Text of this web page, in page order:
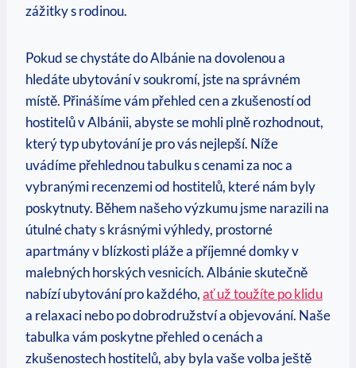
zážitky s rodinou.
Pokud se chystáte do Albánie na dovolenou a
hledáte ubytování v soukromí, jste na správném
místě. Přinášíme vám přehled cen a zkušeností od
⁢hostitelů v Albánii, abyste se mohli plně rozhodnout,
který typ ubytování je pro vás nejlepší. Níže
uvádíme přehlednou tabulku s cenami za noc a
vybranými recenzemi od hostitelů, které nám byly
poskytnuty. Během našeho ​výzkumu jsme narazili na
útulné chaty s⁤ krásnými výhledy, prostorné
apartmány‍ v blízkosti pláže a příjemné domky v
malebných horských vesnicích. Albánie skutečně
⁤nabízí ubytování pro každého, ⁢ať už toužíte po klidu
a relaxaci nebo po dobrodružství a objevování. Naše
tabulka vám poskytne přehled o cenách a
zkušenostech ‍hostitelů, aby byla vaše volba ještě⁢